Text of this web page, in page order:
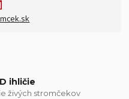
ihličie
živých stromčekov